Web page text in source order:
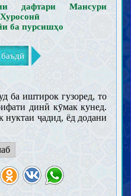
дафтари Мансури
ба пурсишҳо
ба иштирок гузоред, то
динӣ кӯмак кунед.
ҷадид, ёд додани
гузашта
хашм